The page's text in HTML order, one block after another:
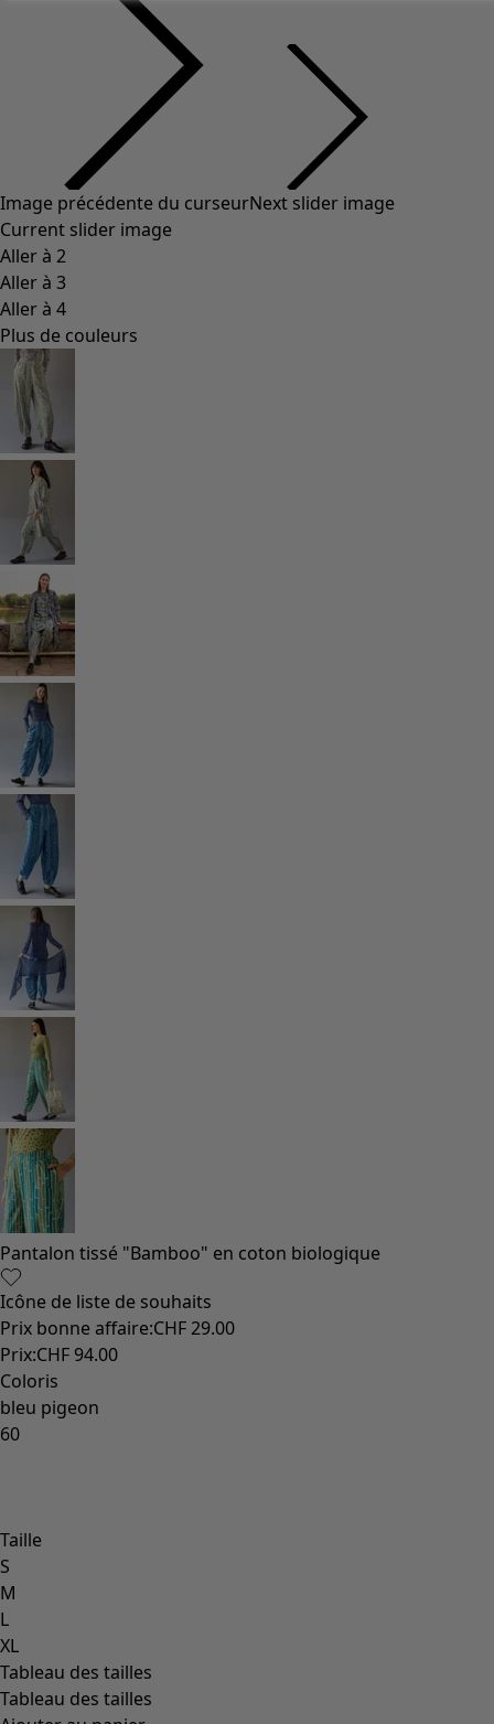
Image précédente du curseurNext slider image
Current slider image
Aller à 2
Aller à 3
Aller à 4
Plus de couleurs
Pantalon tissé "Bamboo" en coton biologique
Icône de liste de souhaits
Prix bonne affaire:CHF 29.00
Prix:CHF 94.00
Coloris
bleu pigeon
60
Taille
S
M
L
XL
Tableau des tailles
Tableau des tailles